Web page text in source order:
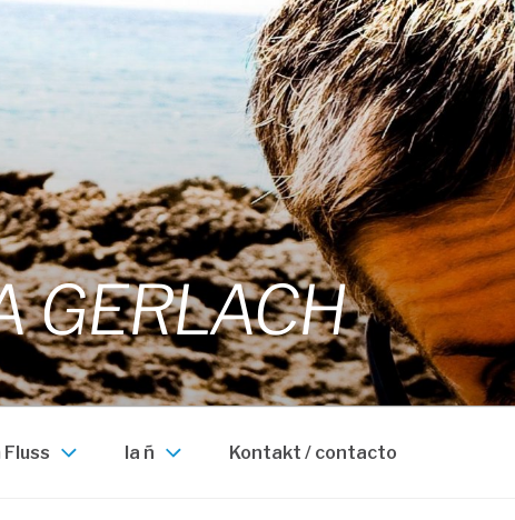
GERLACH
Fluss la ñ Kontakt / contacto